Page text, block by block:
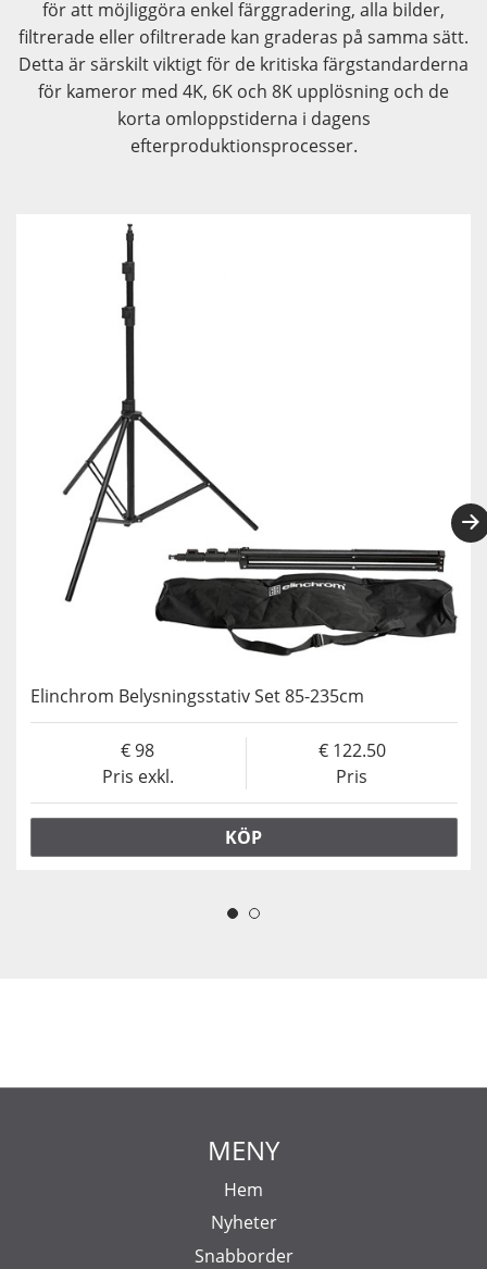
för att möjliggöra enkel färggradering, alla bilder,
filtrerade eller ofiltrerade kan graderas på samma sätt.
Detta är särskilt viktigt för de kritiska färgstandarderna
för kameror med 4K, 6K och 8K upplösning och de
korta omloppstiderna i dagens
efterproduktionsprocesser.
Elinchrom Belysningsstativ Set 85-235cm
Pris exkl.
98
Pris
122.50
KÖP
MENY
Hem
Nyheter
Snabborder